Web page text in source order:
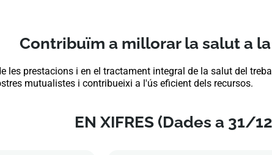
Contribuïm a millorar la salut a
les prestacions i en el tractament integral de la salut del
mutualistes i contribueixi a l'ús eficient dels recursos.
EN XIFRES (Dades a 31/